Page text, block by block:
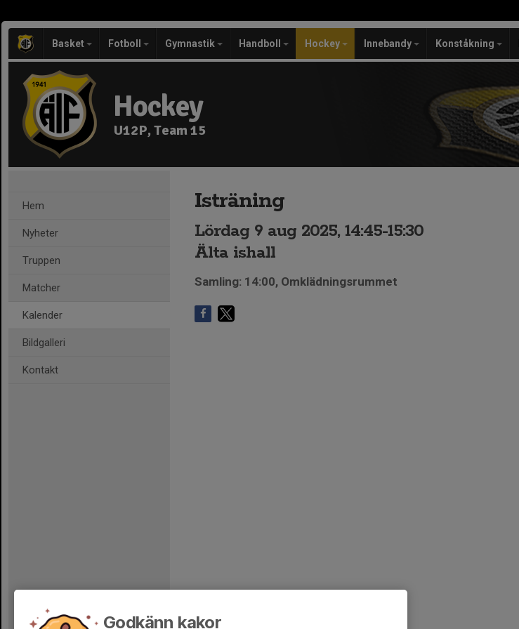
Basket Fotboll Gymnastik Handboll Hockey Innebandy Konståkning
Hockey
U12P, Team 15
Hem
Nyheter
Truppen
Matcher
Kalender
Bildgalleri
Kontakt
Isträning
Lördag 9 aug 2025, 14:45-15:30
Älta ishall
Samling: 14:00, Omklädningsrummet
Godkänn kakor